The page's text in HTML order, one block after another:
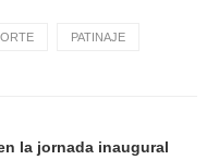
PATINAJE
la jornada inaugural